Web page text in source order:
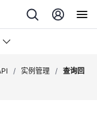
/ 实例管理 / 查询回